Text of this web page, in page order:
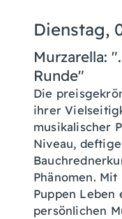
Dienstag,
Murzarella:
Runde"
Die
ihrer
musikalischer
Niveau,
Phänomen.
Puppen Leben
persönlichen